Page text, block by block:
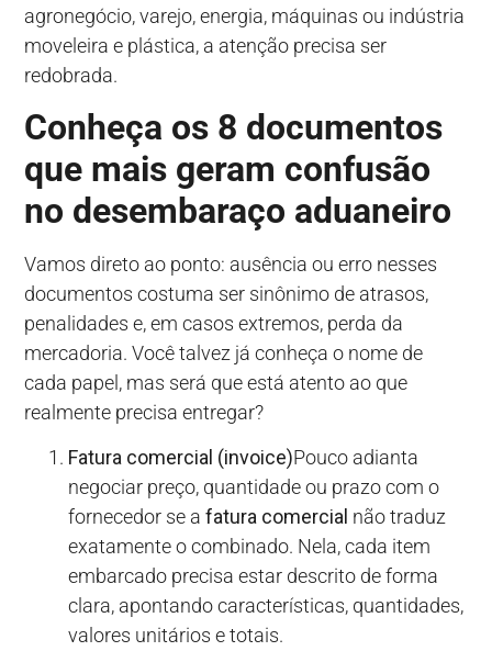
agronegócio, varejo, energia, máquinas ou indústria
moveleira e plástica, a atenção precisa ser
redobrada.
Conheça os 8 documentos
que mais geram confusão
no desembaraço aduaneiro
Vamos direto ao ponto: ausência ou erro nesses
documentos costuma ser sinônimo de atrasos,
penalidades e, em casos extremos, perda da
mercadoria. Você talvez já conheça o nome de
cada papel, mas será que está atento ao que
realmente precisa entregar?
Fatura comercial (invoice)Pouco adianta
negociar preço, quantidade ou prazo com o
fornecedor se afatura comercial não traduz
exatamente o combinado. Nela, cada item
embarcado precisa estar descrito de forma
clara, apontando características, quantidades,
valores unitários e totais.